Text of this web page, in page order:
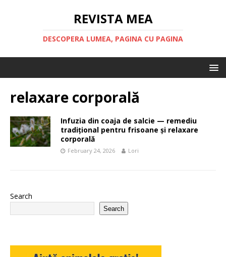
REVISTA MEA
DESCOPERA LUMEA, PAGINA CU PAGINA
relaxare corporală
Infuzia din coaja de salcie — remediu
tradițional pentru frisoane și relaxare
corporală
February 24, 2026 Lori
Search
Search